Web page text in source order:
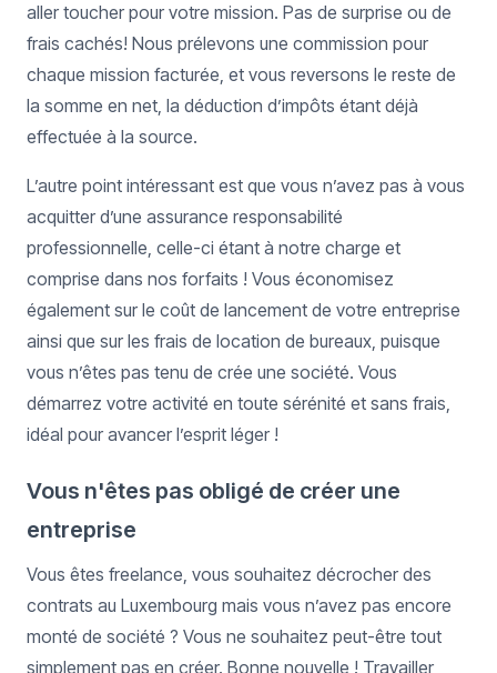
aller toucher pour votre mission. Pas de surprise ou de
frais cachés! Nous prélevons une commission pour
chaque mission facturée, et vous reversons le reste de
la somme en net, la déduction d’impôts étant déjà
effectuée à la source.
L’autre point intéressant est que vous n’avez pas à vous
acquitter d’une assurance responsabilité
professionnelle, celle-ci étant à notre charge et
comprise dans nos forfaits ! Vous économisez
également sur le coût de lancement de votre entreprise
ainsi que sur les frais de location de bureaux, puisque
vous n’êtes pas tenu de crée une société. Vous
démarrez votre activité en toute sérénité et sans frais,
idéal pour avancer l’esprit léger !
Vous n'êtes pas obligé de créer une
entreprise
Vous êtes freelance, vous souhaitez décrocher des
contrats au Luxembourg mais vous n’avez pas encore
monté de société ? Vous ne souhaitez peut-être tout
simplement pas en créer. Bonne nouvelle ! Travailler